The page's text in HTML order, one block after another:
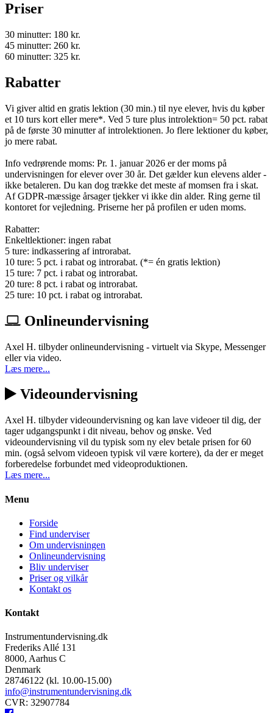
Priser
30 minutter: 180 kr.
45 minutter: 260 kr.
60 minutter: 325 kr.
Rabatter
Vi giver altid en gratis lektion (30 min.) til nye elever, hvis du køber
et 10 turs kort eller mere*. Ved 5 ture plus introlektion= 50 pct. rabat
på de første 30 minutter af introlektionen. Jo flere lektioner du køber,
jo mere rabat.
Info vedrørende moms: Pr. 1. januar 2026 er der moms på
undervisningen for elever over 30 år. Det gælder kun elevens alder -
ikke betaleren. Du kan dog trække det meste af momsen fra i skat.
Af GDPR-mæssige årsager tjekker vi ikke din alder. Ring gerne til
kontoret for vejledning. Priserne her på profilen er uden moms.
Rabatter:
Enkeltlektioner: ingen rabat
5 ture: indkassering af introrabat.
10 ture: 5 pct. i rabat og introrabat. (*= én gratis lektion)
15 ture: 7 pct. i rabat og introrabat.
20 ture: 8 pct. i rabat og introrabat.
25 ture: 10 pct. i rabat og introrabat.
Onlineundervisning
Axel H. tilbyder onlineundervisning - virtuelt via Skype, Messenger
eller via video.
Læs mere...
Videoundervisning
Axel H. tilbyder videoundervisning og kan lave videoer til dig, der
tager udgangspunkt i dit niveau, behov og ønske. Ved
videoundervisning vil du typisk som ny elev betale prisen for 60
min. (også selvom videoen typisk vil være kortere), da der er meget
forberedelse forbundet med videoproduktionen.
Læs mere...
Menu
Forside
Find underviser
Om undervisningen
Onlineundervisning
Bliv underviser
Priser og vilkår
Kontakt os
Kontakt
Instrumentundervisning.dk
Frederiks Allé 131
8000, Aarhus C
Denmark
28746122 (kl. 10.00-15.00)
info@instrumentundervisning.dk
CVR: 32907784